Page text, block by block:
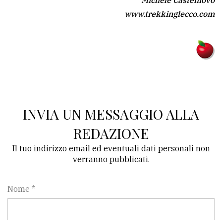
www.trekkinglecco.com
INVIA UN MESSAGGIO ALLA
REDAZIONE
Il tuo indirizzo email ed eventuali dati personali non
verranno pubblicati.
Nome *